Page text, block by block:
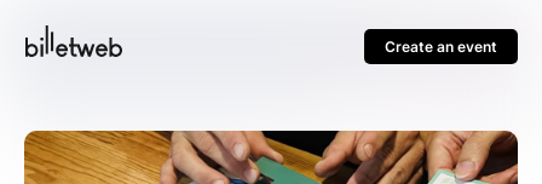
Create an event